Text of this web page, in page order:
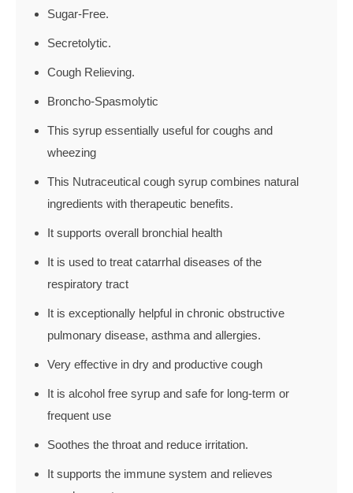
Sugar-Free.
Secretolytic.
Cough Relieving.
Broncho-Spasmolytic
This syrup essentially useful for coughs and
wheezing
This Nutraceutical cough syrup combines natural
ingredients with therapeutic benefits.
It supports overall bronchial health
It is used to treat catarrhal diseases of the
respiratory tract
It is exceptionally helpful in chronic obstructive
pulmonary disease, asthma and allergies.
Very effective in dry and productive cough
It is alcohol free syrup and safe for long-term or
frequent use
Soothes the throat and reduce irritation.
It supports the immune system and relieves